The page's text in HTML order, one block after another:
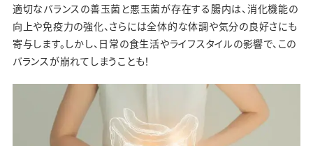
適切なバランスの善玉菌と悪玉菌が存在する腸内は、消化機能の
向上や免疫力の強化、さらには全体的な体調や気分の良好さにも
寄与します。しかし、日常の食生活やライフスタイルの影響で、この
バランスが崩れてしまうことも！